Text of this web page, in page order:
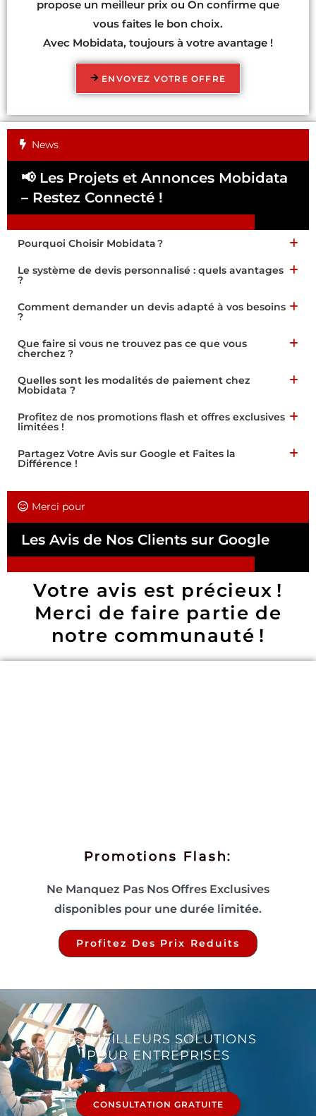
propose un meilleur prix ou On confirme que
vous faites le bon choix.
Avec Mobidata, toujours à votre avantage !
ENVOYEZ VOTRE OFFRE
News
📢 Les Projets et Annonces Mobidata
– Restez Connecté !
Pourquoi Choisir Mobidata ?
Le système de devis personnalisé : quels avantages
?
Comment demander un devis adapté à vos besoins
?
Que faire si vous ne trouvez pas ce que vous
cherchez ?
Quelles sont les modalités de paiement chez
Mobidata ?
Profitez de nos promotions flash et offres exclusives
limitées !
Partagez Votre Avis sur Google et Faites la
Différence !
Merci pour
Les Avis de Nos Clients sur Google
Votre avis est précieux !
Merci de faire partie de
notre communauté !
Promotions Flash:
Ne Manquez Pas Nos Offres Exclusives
disponibles pour une durée limitée.
Profitez Des Prix Reduits
LES MEILLEURS SOLUTIONS
POUR ENTREPRISES
CONSULTATION GRATUITE